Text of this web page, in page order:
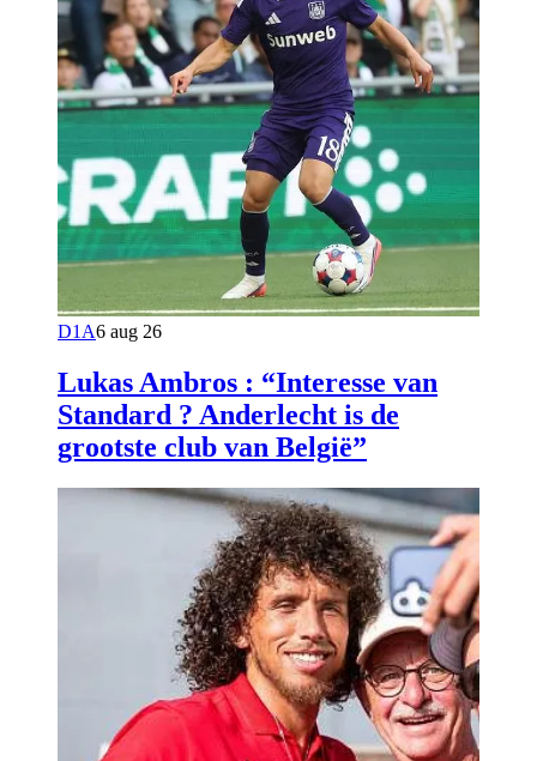
D1A6 aug 26
Lukas Ambros : “Interesse van
Standard ? Anderlecht is de
grootste club van België”